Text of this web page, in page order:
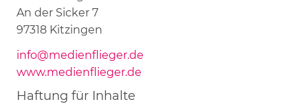
An der Sicker 7
97318 Kitzingen
info@medienflieger.de
www.medienflieger.de
Haftung für Inhalte